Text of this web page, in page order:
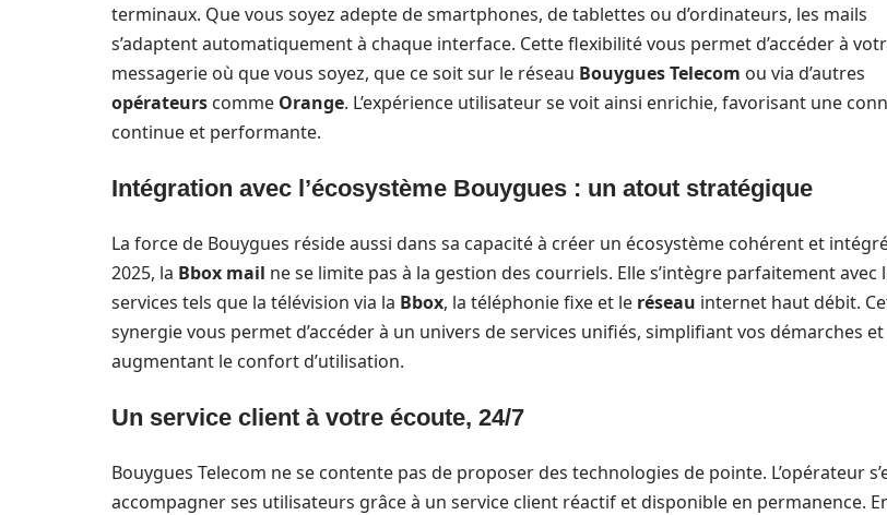
terminaux. Que vous soyez adepte de smartphones, de tablettes ou d’ordinateurs, les mails
s’adaptent automatiquement à chaque interface. Cette flexibilité vous permet d’accéder à
messagerie où que vous soyez, que ce soit sur le réseau Bouygues Telecom ou via d’autres
opérateurs comme Orange. L’expérience utilisateur se voit ainsi enrichie, favorisant une
continue et performante.
Intégration avec l’écosystème Bouygues : un atout stratégique
La force de Bouygues réside aussi dans sa capacité à créer un écosystème cohérent et
2025, la Bbox mail ne se limite pas à la gestion des courriels. Elle s’intègre parfaitement avec
services tels que la télévision via la Bbox, la téléphonie fixe et le réseau internet haut débit.
synergie vous permet d’accéder à un univers de services unifiés, simplifiant vos démarches et
augmentant le confort d’utilisation.
Un service client à votre écoute, 24/7
Bouygues Telecom ne se contente pas de proposer des technologies de pointe. L’opérateur
accompagner ses utilisateurs grâce à un service client réactif et disponible en permanence.